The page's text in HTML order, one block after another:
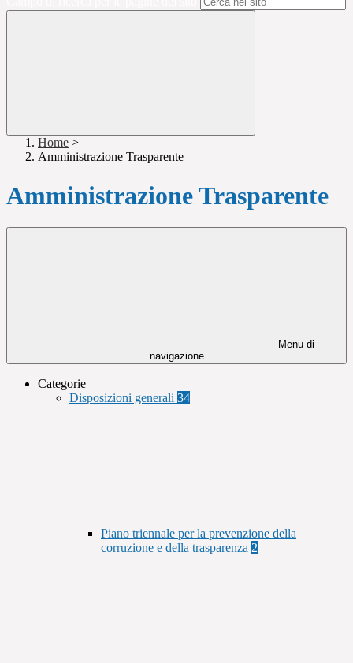
Home >
Amministrazione Trasparente
Amministrazione Trasparente
Menu di
navigazione
Categorie
Disposizioni generali 34
Piano triennale per la prevenzione della
corruzione e della trasparenza 2